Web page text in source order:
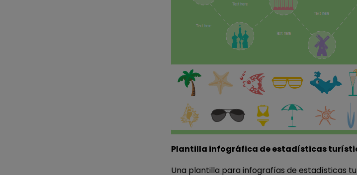
Plantilla infográfica de estadísticas
Una plantilla para infografías de estadísticas